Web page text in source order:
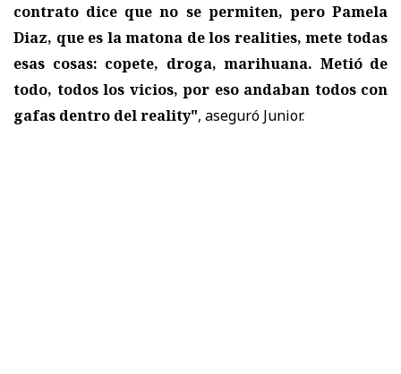
contrato dice que no se permiten, pero Pamela
Diaz, que es la matona de los realities, mete todas
esas cosas: copete, droga, marihuana. Metió de
todo, todos los vicios, por eso andaban todos con
gafas dentro del reality", aseguró Junior.